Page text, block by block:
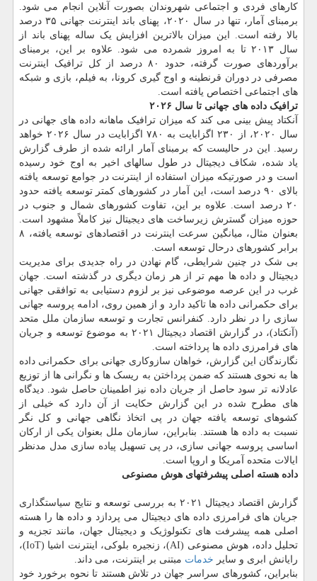
کارهای فردی و اجتماعی شهروندان بصورت آنلاین انجام می شود.
برمبنای آمار، تنها در سال ۲۰۲۰، پهنای باند اینترنت جهانی ۳۵ درصد
بالا رفته است. این میزان بالاترین افزایش یک ساله پهنای باند از
سال ۲۰۱۳ تا به امروز شمرده می شود. علاوه بر این، برمبنای
برآوردهای صورت گرفته، حدود ۸۰ درصد از کل ترافیک اینترنت
مصرفی در دوران قرنطینه و اوج گیری کرونا، به فیلم، بازی و شبکه
های اجتماعی اختصاص یافته است.
ترافیک داده های جهانی تا سال ۲۰۲۶
آنکتاد پیش بینی می کند که میزان ترافیک ماهانه داده های جهانی در
سال ۲۰۲۰، از ۲۳۰ اگزابایت به ۷۸۰ اگزابایت در سال ۲۰۲۶ خواهد
رسید. این در حالیست که برمبنای آمار ارائه شده از طرف گزارش
یاد شده، شکاف دیجیتال در طول سالهای اخیر به اوج خود رسیده
است و در صورتیکه میزان استفاده از اینترنت در جوامع توسعه یافته
بالای ۹۰ درصد است، این آمار در کشورهای کمتر توسعه یافته حدود
۲۰ درصد است. علاوه بر این، تفاوت کشورهای شمال و جنوب در
حوزه میزان گسترش زیرساخت های دیجیتال نیز کاملاً مشهود است.
بعنوان مثال، میانگین سرعت اینترنت در اقتصادهای توسعه یافته، ۸
برابر کشورهای درحال توسعه است.
بی شک در چنین شرایطی، گام نهادن در راه جدیدی برای مدیریت
دیجیتال و داده ها مهم تر از هر زمان دیگری در گذشته است. جهان
غرب در این عرصه موضوعی نیز بر لزوم دستیابی به توافقی جهانی
برای حکمرانی داده ها تاکید دارد و از همین روی، ادامه پروسه جهانی
سازی را در نظر دارد. کنفرانس تجارت و توسعه سازمان ملل متحد
(آنکتاد)، در گزارش اقتصاد دیجیتال ۲۰۲۱ به موضوع توسعه و جریان
های فرامرزی داده ها پرداخته است.
نگارندگان این گزارش، خواهان سازوکاری جهانی برای حکمرانی داده
ها به نحوی هستند که ضمن پرداختن به ریسک ها و نگرانی ها از توزیع
عادلانه تر سود حاصل از جریان داده نیز اطمینان حاصل شود. دیدگاه
های مطرح شده در این گزارش حکایت از آن دارد که خیلی از
کشوهای توسعه یافته جهان در پی اتخاذ نگاهی جهانی و کل نگر
نسبت به داده ها هستند. بنابراین، سازمان ملل بعنوان یکی از ارکان
اساسی پروسه جهانی سازی، در پی تسهیل پیاده سازی مدل مدنظر
ایالات متحده آمریکا و اروپا است.
داده هسته اصلی پیشرفتهای هوش مصنوعی
گزارش اقتصاد دیجیتال ۲۰۲۱ به بررسی توسعه و نتایج سیاستگذاری
جریان های فرامرزی داده های دیجیتال می پردازد و داده ها را هسته
اصلی همه پیشرفت های تکنولوژیک و دیجیتال جهان، مانند تجزیه و
تحلیل داده، هوش مصنوعی (AI)، زنجیره بلوکی، اینترنت اشیا (IoT)،
رایانش ابری و سایر خدمات مبتنی بر اینترنت، می داند.
بنابراین، کشورهای سراسر جهان در تلاش هستند تا نحوه برخورد خود